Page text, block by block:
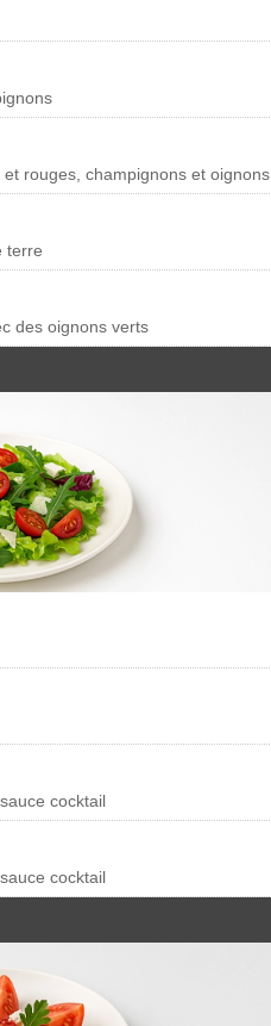
rouges, champignons et oignons
terre
des oignons verts
cocktail
cocktail